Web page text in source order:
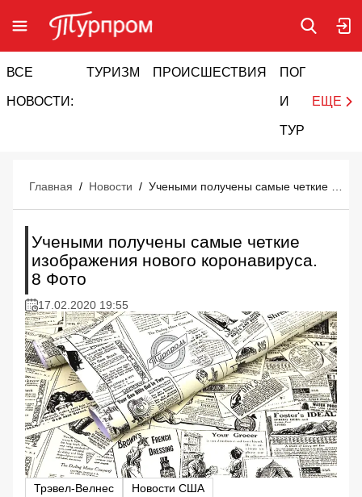
ВСЕ
НОВОСТИ:
ТУРИЗМ ПРОИСШЕСТВИЯ ПОГОДА
И
ТУРИЗМ
ЕЩЕ
Главная / Новости /
Учеными получены самые четкие
изображения нового коронавируса.
8 Фото
17.02.2020 19:55
Трэвел-Велнес Новости США